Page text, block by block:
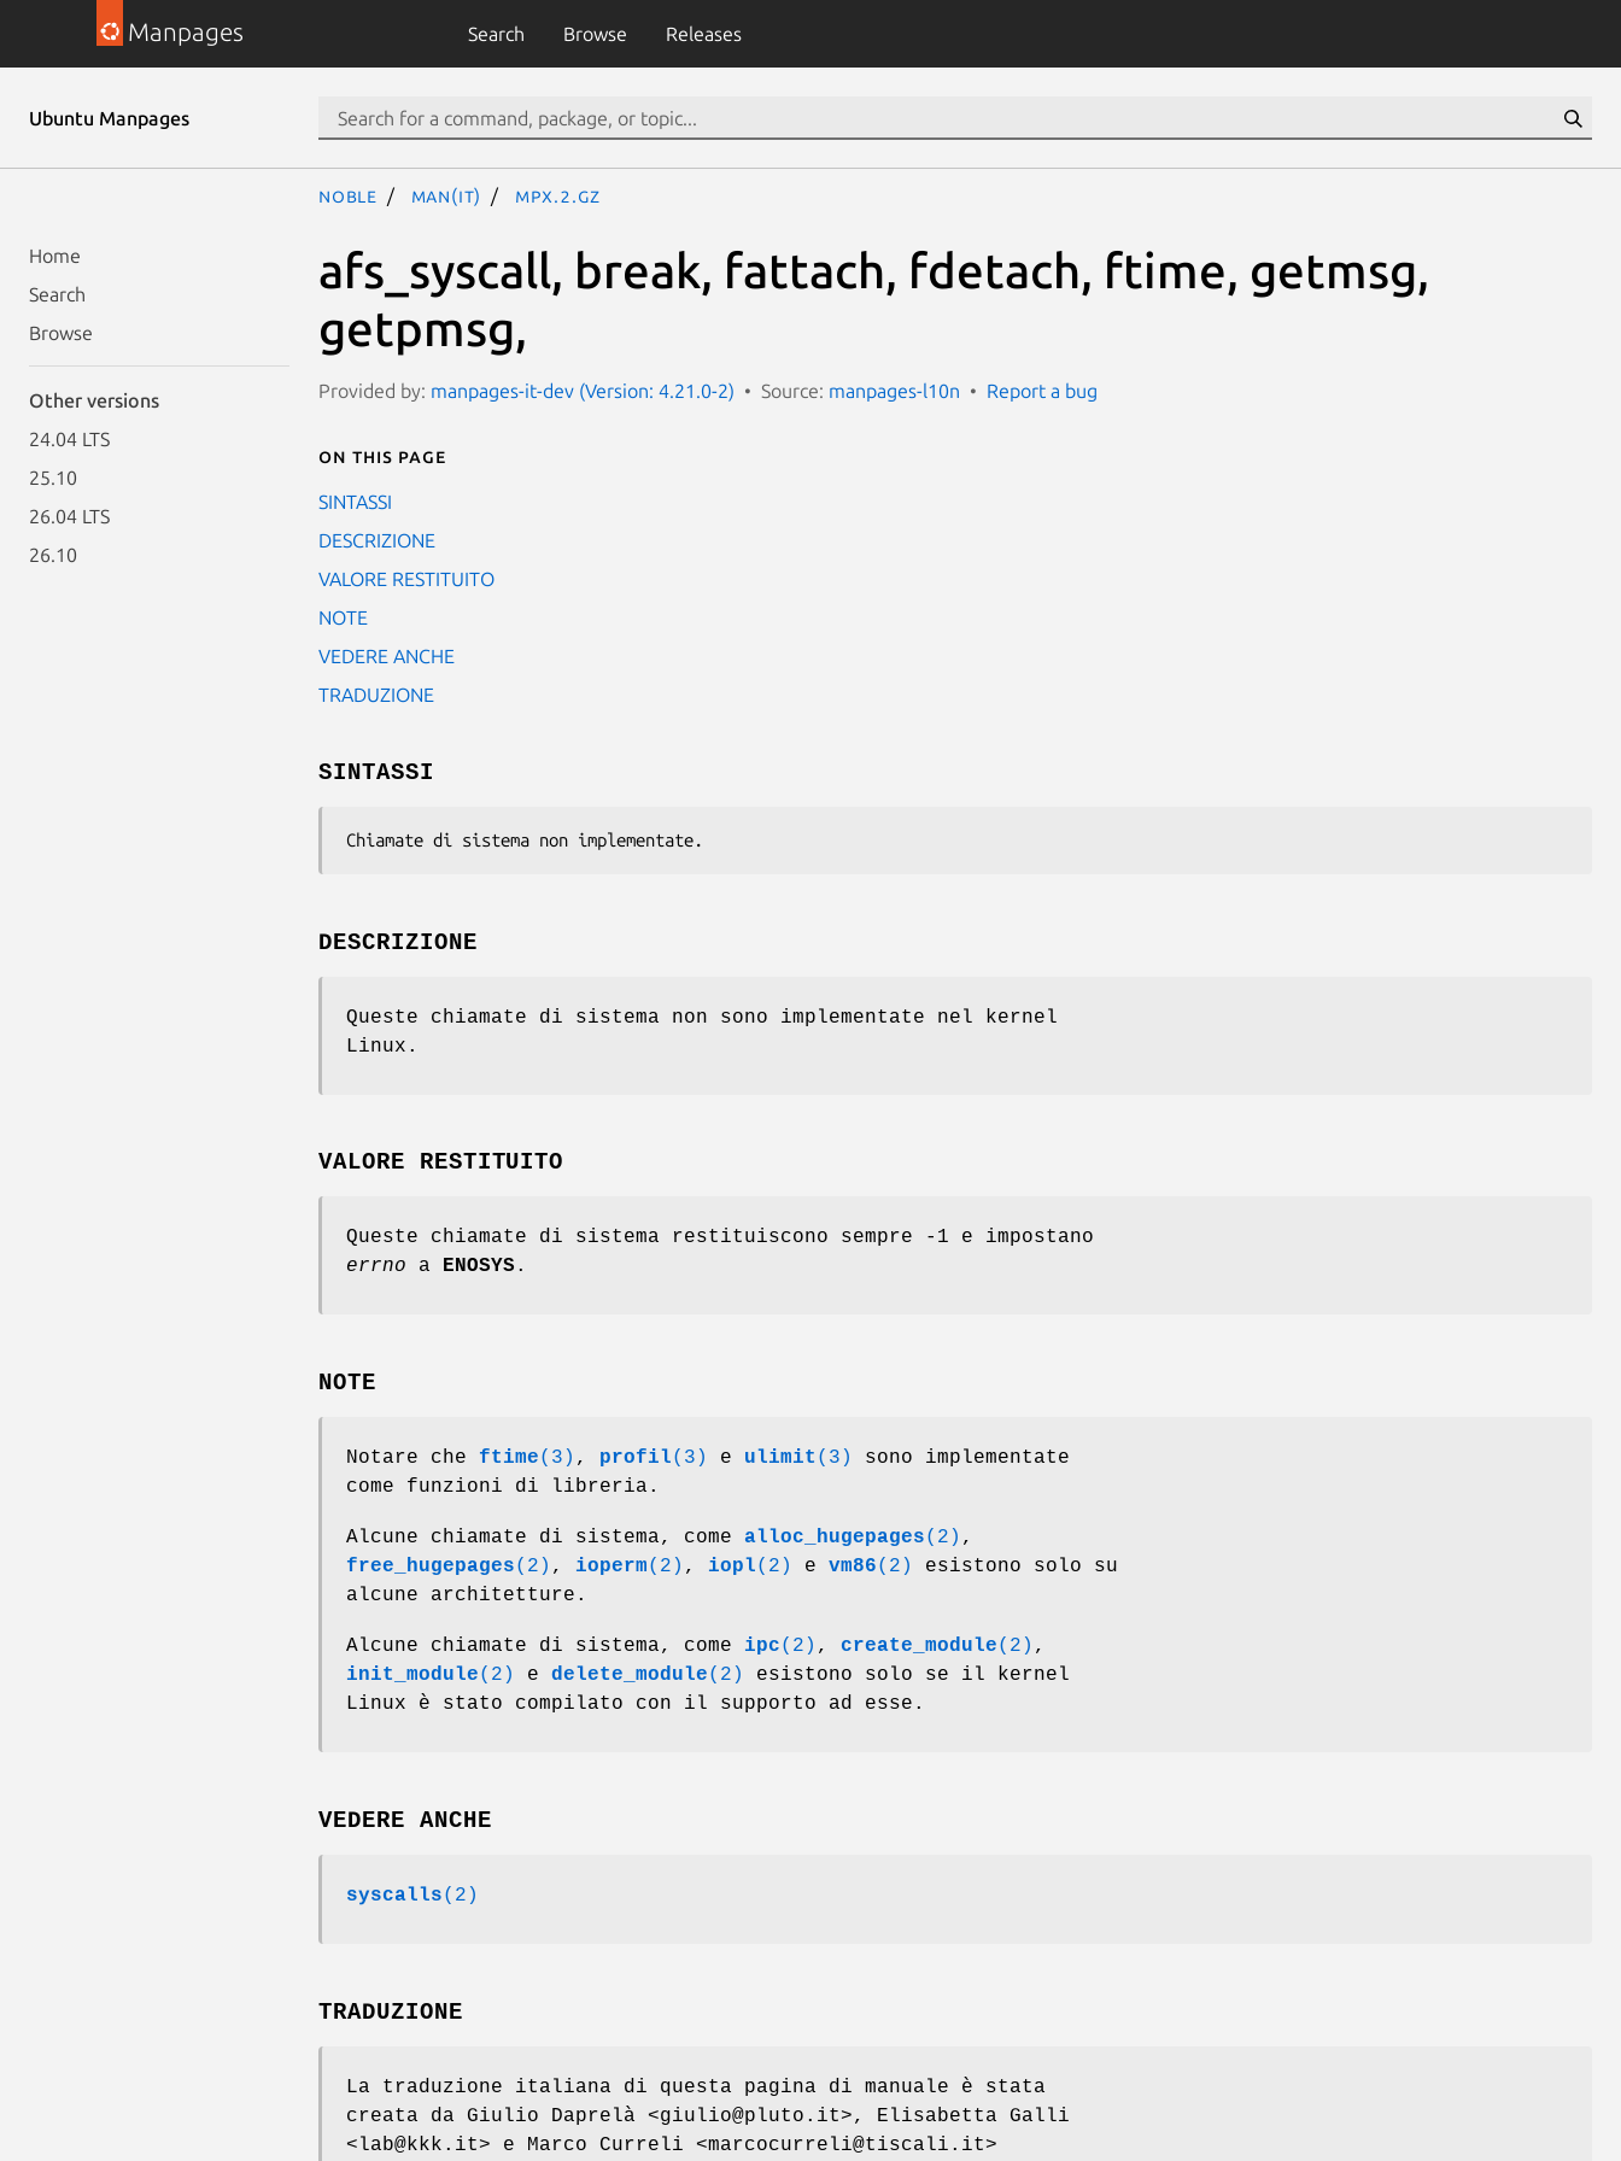
Manpages Search Browse Releases
Ubuntu Manpages
Home
Search
Browse
Other versions
24.04 LTS
25.10
26.04 LTS
26.10
noble man(it) mpx.2.gz
afs_syscall, break, fattach, fdetach, ftime, getmsg,
getpmsg,
Provided by: manpages-it-dev (Version: 4.21.0-2) Source: manpages-l10n Report a bug
On this page
SINTASSI
DESCRIZIONE
VALORE RESTITUITO
NOTE
VEDERE ANCHE
TRADUZIONE
SINTASSI
Chiamate di sistema non implementate.
DESCRIZIONE
Queste chiamate di sistema non sono implementate nel kernel
Linux.
VALORE RESTITUITO
Queste chiamate di sistema restituiscono sempre -1 e impostano
errno a ENOSYS .
NOTE
Notare che ftime(3) , profil(3) e ulimit (3)
sono implementate
come funzioni di libreria.
Alcune chiamate di sistema, come alloc_hugepages(2) ,
free_hugepages(2) , ioperm(2) , iopl(2) e vm86(2)
esistono solo su
alcune architetture.
Alcune chiamate di sistema, come ipc(2) , create_module(2) ,
init_module(2) e delete_module(2)
esistono solo se il kernel
Linux è stato compilato con il supporto ad esse.
VEDERE ANCHE
syscalls(2)
TRADUZIONE
La traduzione italiana di questa pagina di manuale è stata
creata da Giulio Daprelà <giulio@pluto.it>, Elisabetta Galli
<lab@kkk.it> e Marco Curreli <marcocurreli@tiscali.it>